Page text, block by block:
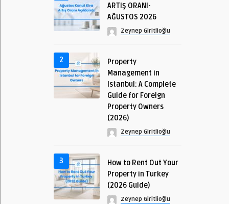
ARTIŞ ORANI-
AĞUSTOS 2026
Zeynep Giritlioğlu
2
Property
Management in
Istanbul: A Complete
Guide for Foreign
Property Owners
(2026)
Zeynep Giritlioğlu
3
How to Rent Out Your
Property in Turkey
(2026 Guide)
Zeynep Giritlioğlu